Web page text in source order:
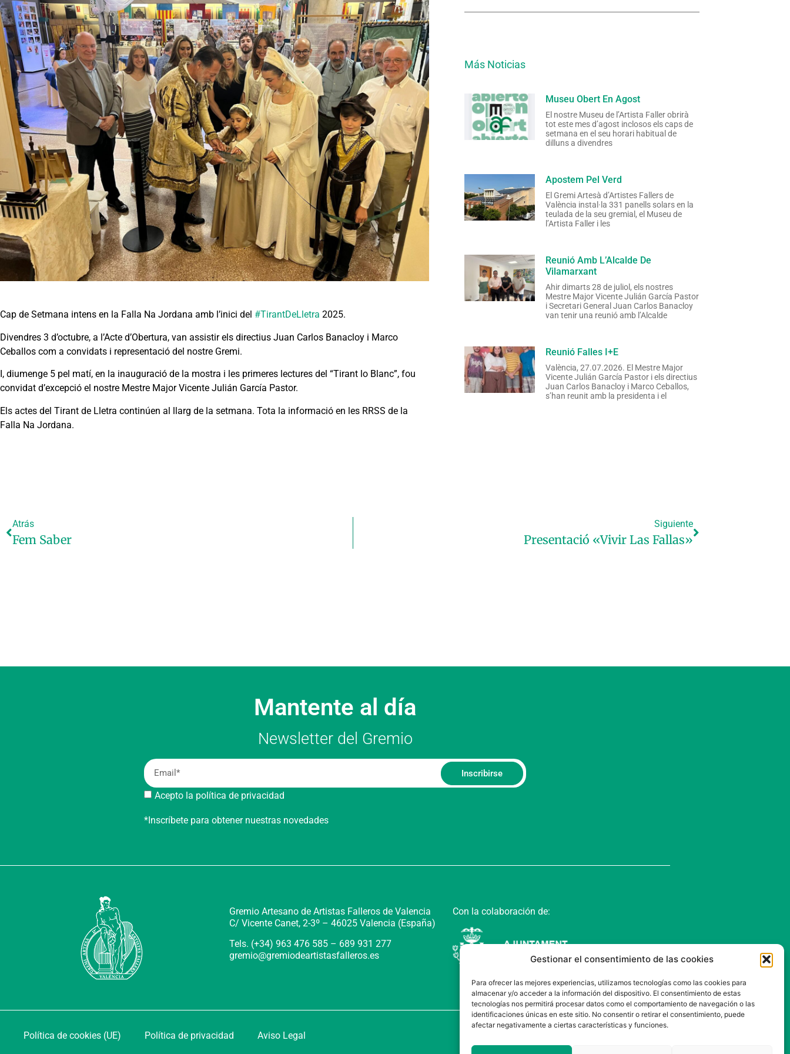
Gestionar el consentimiento de las cookies
Para ofrecer las mejores experiencias, utilizamos tecnologías como las cookies para
almacenar y/o acceder a la información del dispositivo. El consentimiento de estas
tecnologías nos permitirá procesar datos como el comportamiento de navegación o las
identificaciones únicas en este sitio. No consentir o retirar el consentimiento, puede
afectar negativamente a ciertas características y funciones.
Cap de Setmana intens en la Falla Na Jordana amb l’inici del #TirantDeLletra 2025.
Divendres 3 d’octubre, a l’Acte d’Obertura, van assistir els directius Juan Carlos Banacloy i Marco
Ceballos com a convidats i representació del nostre Gremi.
I, diumenge 5 pel matí, en la inauguració de la mostra i les primeres lectures del “Tirant lo Blanc”, fou
convidat d’excepció el nostre Mestre Major Vicente Julián García Pastor.
Els actes del Tirant de Lletra continúen al llarg de la setmana. Tota la informació en les RRSS de la
Falla Na Jordana.
Más Noticias
Museu Obert En Agost
El nostre Museu de l’Artista Faller obrirà
tot este mes d’agost inclosos els caps de
setmana en el seu horari habitual de
dilluns a divendres
Apostem Pel Verd
El Gremi Artesà d’Artistes Fallers de
València instal·la 331 panells solars en la
teulada de la seu gremial, el Museu de
l’Artista Faller i les
Reunió Amb L’Alcalde De
Vilamarxant
Ahir dimarts 28 de juliol, els nostres
Mestre Major Vicente Julián García Pastor
i Secretari General Juan Carlos Banacloy
van tenir una reunió amb l’Alcalde
Reunió Falles I+E
València, 27.07.2026. El Mestre Major
Vicente Julián García Pastor i els directius
Juan Carlos Banacloy i Marco Ceballos,
s’han reunit amb la presidenta i el
Atrás
Fem Saber
Siguiente
Presentació «Vivir Las Fallas»
Mantente al día
Newsletter del Gremio
Acepto la política de privacidad
Inscribirse
*Inscríbete para obtener nuestras novedades
Gremio Artesano de Artistas Falleros de Valencia
C/ Vicente Canet, 2-3º – 46025 Valencia (España)
Tels. (+34) 963 476 585 – 689 931 277
gremio@gremiodeartistasfalleros.es
Con la colaboración de:
Política de cookies (UE) Política de privacidad Aviso Legal